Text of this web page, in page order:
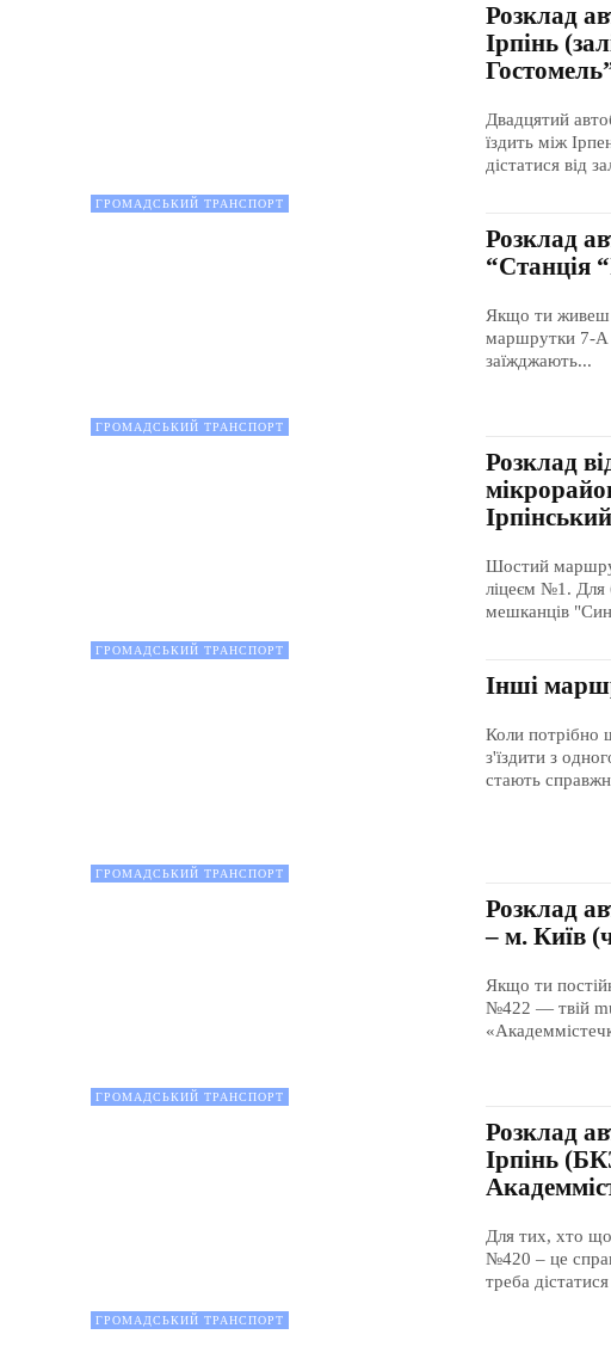
ГРОМАДСЬКИЙ ТРАНСПОРТ
Розклад
Ірпінь
Двадцятий
їздить між
дістатися від
ГРОМАДСЬКИЙ ТРАНСПОРТ
Розклад
“Станція
Якщо ти живеш
маршрутки 7-А
заїжджають...
ГРОМАДСЬКИЙ ТРАНСПОРТ
Розклад
Шостий
ліцеєм №1. Для
мешканців
ГРОМАДСЬКИЙ ТРАНСПОРТ
Інші
Коли потрібно
з'їздити з
стають
ГРОМАДСЬКИЙ ТРАНСПОРТ
Розклад
– м. Київ
Якщо ти
№422 — твій
ГРОМАДСЬКИЙ ТРАНСПОРТ
Розклад
Ірпінь
Для тих, хто
№420 – це
треба